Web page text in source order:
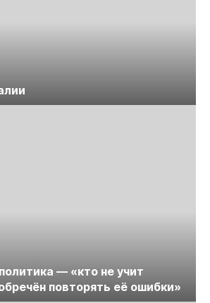
— «кто не учит
повторять её ошибки»